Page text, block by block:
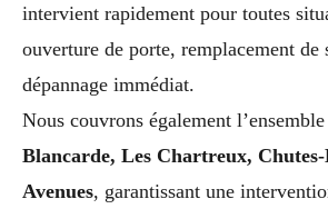
intervient rapidement pour toutes
ouverture de porte, remplacement de
dépannage immédiat.
Nous couvrons également
Blancarde, Les Chartreux,
Avenues, garantissant une